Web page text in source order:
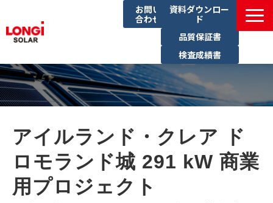
お問い
合わせ
資料ダウンロー
ド
品質保証書
検査成績書
製品一覧
導入事例
ブログ
サステナビリティ
アイルランド・クレア ド
ロモランド城 291 kW 商業
用プロジェクト